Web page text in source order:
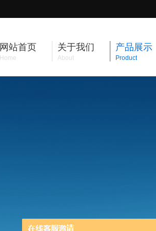
网站首页
Home
关于我们
About
产品展示
Product